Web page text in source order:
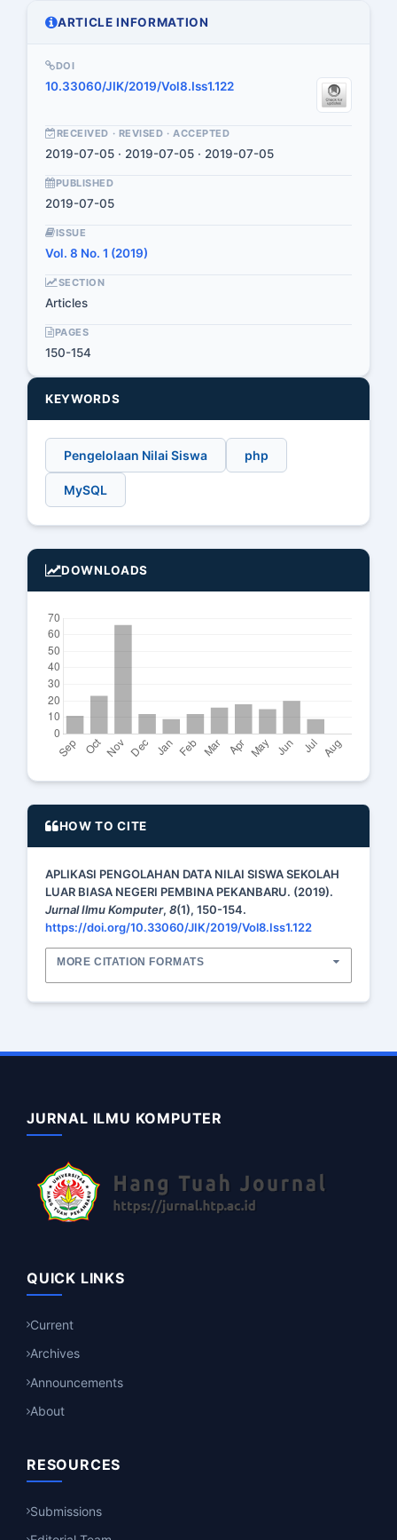
ARTICLE INFORMATION
DOI
10.33060/JIK/2019/Vol8.Iss1.122
RECEIVED · REVISED · ACCEPTED
2019-07-05 · 2019-07-05 · 2019-07-05
PUBLISHED
2019-07-05
ISSUE
Vol. 8 No. 1 (2019)
SECTION
Articles
PAGES
150-154
KEYWORDS
Pengelolaan Nilai Siswa php
MySQL
DOWNLOADS
HOW TO CITE
APLIKASI PENGOLAHAN DATA NILAI SISWA SEKOLAH
LUAR BIASA NEGERI PEMBINA PEKANBARU. (2019).
Jurnal Ilmu Komputer, 8(1), 150-154.
https://doi.org/10.33060/JIK/2019/Vol8.Iss1.122
MORE CITATION FORMATS
JURNAL ILMU KOMPUTER
QUICK LINKS
Current
Archives
Announcements
About
RESOURCES
Submissions